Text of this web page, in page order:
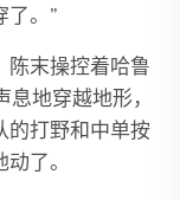
了。”
陈末操控着哈鲁
地穿越地形，
的打野和中单按
了。